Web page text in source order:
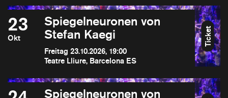
23
Okt
Spiegelneuronen von
Stefan Kaegi
Freitag 23.10.2026, 19:00
Teatre Lliure, Barcelona ES
Ticket
Spiegelneuronen von